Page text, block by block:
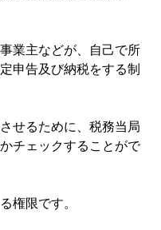
業主などが、自己で所
申告及び納税をする制
せるために、税務当局
チェックすることがで
権限です。